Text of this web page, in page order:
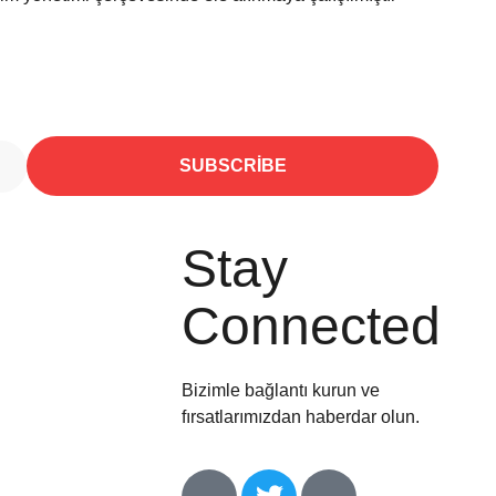
SUBSCRIBE
Stay
Connected
Bizimle bağlantı kurun ve
fırsatlarımızdan haberdar olun.